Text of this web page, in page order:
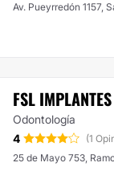
Av. Pueyrredón 1157,
FSL
Odontología
4
(1
25 de Mayo 753,